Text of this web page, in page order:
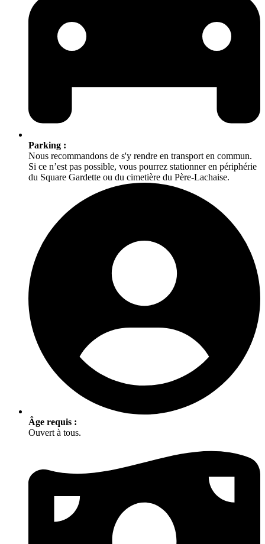
Parking :
Nous recommandons de s'y rendre en transport en commun.
Si ce n’est pas possible, vous pourrez stationner en périphérie
du Square Gardette ou du cimetière du Père-Lachaise.
Âge requis :
Ouvert à tous.